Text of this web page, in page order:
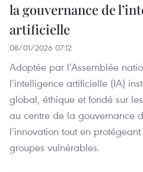
la gouvernance de
artificielle
08/01/2026 07:12
Adoptée par l’Assemblée
l’intelligence artificielle (IA)
global, éthique et fondé sur
au centre de la gouvernance
l’innovation tout en
groupes vulnérables.